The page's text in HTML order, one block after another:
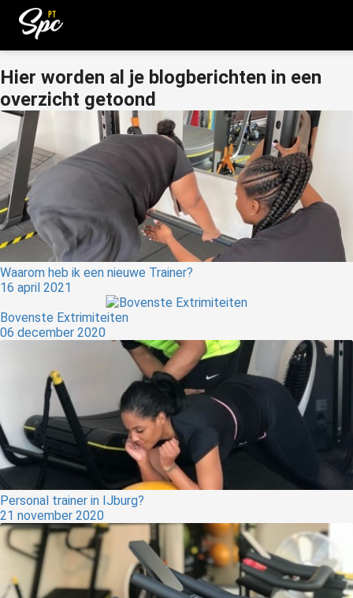
Hier worden al je blogberichten in een
overzicht getoond
Waarom heb ik een nieuwe Trainer?
16 april 2021
Bovenste Extrimiteiten
06 december 2020
Personal trainer in IJburg?
21 november 2020